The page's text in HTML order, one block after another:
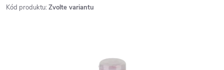
Kód produktu: Zvolte variantu